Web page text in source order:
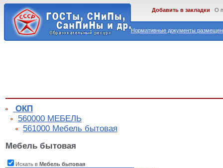
Нормативные документы
Добавить в закладки О
ОКП
560000 МЕБЕЛЬ
561000 Мебель бытовая
Мебель бытовая
Искать в Мебель бытовая